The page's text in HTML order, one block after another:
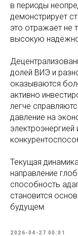
в периоды
демонстрирует
это отражает не
высокую
долей ВИЭ и
оказываются
активно
легче
давление на
Текущая
направление
способность
становится
будущем.
2026-04-27 00:01